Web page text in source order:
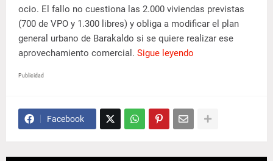
ocio. El fallo no cuestiona las 2.000 viviendas previstas
(700 de VPO y 1.300 libres) y obliga a modificar el plan
general urbano de Barakaldo si se quiere realizar ese
aprovechamiento comercial. Sigue leyendo
Publicidad
Facebook